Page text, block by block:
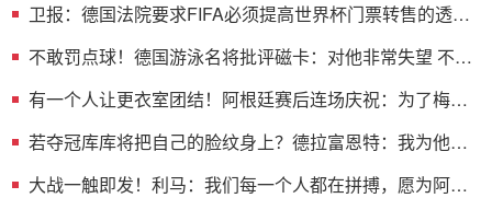
卫报：德国法院要求FIFA必须提高世界杯门票转售的透明
不敢罚点球！德国游泳名将批评磁卡：对他非常失望 不敢
有一个人让更衣室团结！阿根廷赛后连场庆祝：为了梅西
若夺冠库库将把自己的脸纹身上？德拉富恩特：我为他感
大战一触即发！利马：我们每一个人都在拼搏，愿为阿根